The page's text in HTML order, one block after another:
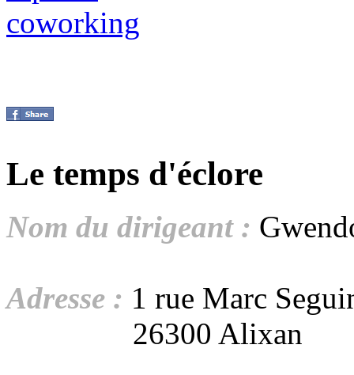
Le temps d'éclore
Nom du dirigeant :
Adresse : 1 rue Marc
26300 Alixan